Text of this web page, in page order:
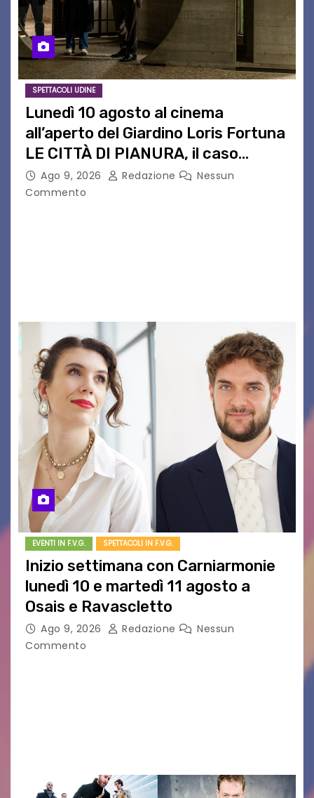
SPETTACOLI UDINE
Lunedì 10 agosto al cinema
all’aperto del Giardino Loris Fortuna
LE CITTÀ DI PIANURA, il caso
cinematografico dell’anno!
Ago 9, 2026 Redazione
Nessun
Commento
EVENTI IN F.V.G. SPETTACOLI IN F.V.G.
Inizio settimana con Carniarmonie
lunedì 10 e martedì 11 agosto a
Osais e Ravascletto
Ago 9, 2026 Redazione
Nessun
Commento